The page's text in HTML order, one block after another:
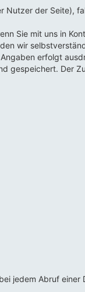
der Seite),
Sie mit uns in
wir
erfolgt
gespeichert. Der
jedem Abruf einer